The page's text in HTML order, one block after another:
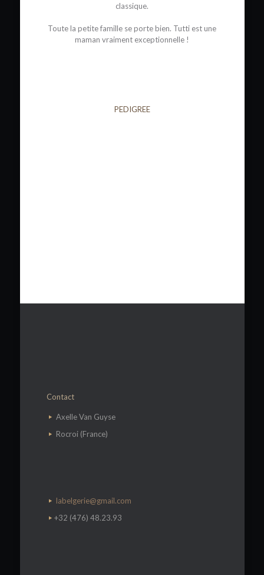
classique.
Toute la petite famille se porte bien. Tutti est une
maman vraiment exceptionnelle !
PEDIGREE
Contact
​Axelle Van Guyse
Rocroi (France)
labelgerie@gmail.com
+32 (476) 48.23.93